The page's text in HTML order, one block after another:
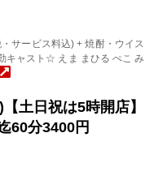
サービス料込) + 焼酎・ウイス
キャスト☆ えま まひる ぺこ み
土日祝は5時開店】
60分3400円